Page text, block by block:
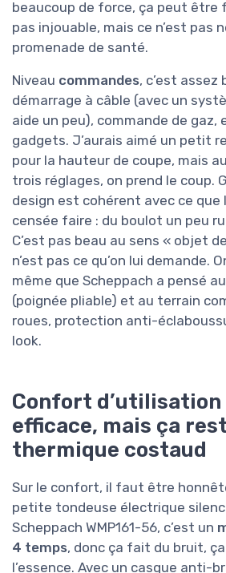
garage sans que ça prenne
ça reste plus volumineux qu’une
tondeuse électrique.
Lapoignée est annoncée comme
avec grip souple. En vrai, c’est
en main est bonne, on n’a pas
tenir un bout de ferraille brut.
heure de travail, on sent quand
et l’effort, surtout parce qu’il n’y
traction. Il faut pousser, guider,
trajectoire. Pour quelqu’un qui
l’habitude ou qui n’a pas
peut être fatigant. Ce n’est pas
ce n’est pas non plus une
Niveaucommandes, c’est assez
démarrage à câble (avec un
plus clair pour la hauteur de
bout de deux ou trois réglages,
coup. Globalement, le design est
ce que la machine est censée
sens « objet design », mais ce
qu’on lui demande. On sent
Scheppach a pensé au
pliable) et au terrain compliqué